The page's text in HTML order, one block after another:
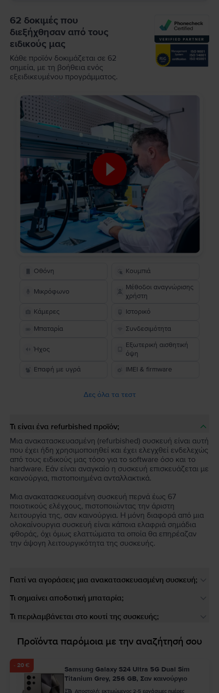
62 δοκιμές που
διεξήχθησαν από τους
ειδικούς μας
Κάθε προϊόν δοκιμάζεται σε 62
σημεία, με τη βοήθεια ενός
εξειδικευμένου προγράμματος.
Οθόνη Κουμπιά
Μικρόφωνο
Μέθοδοι αναγνώρισης
χρήστη
Κάμερες
Ιστορικό
Μπαταρία Συνδεσιμότητα
Ήχος
Εξωτερική αισθητική
όψη
Επαφή με υγρά
IMEI & firmware
Δες όλα τα τεστ
Τι είναι ένα refurbished προϊόν;
Μια ανακατασκευασμένη (refurbished) συσκευή είναι αυτή
που έχει ήδη χρησιμοποιηθεί και έχει ελεγχθεί ενδελεχώς
από τους ειδικούς μας τόσο για το software όσο και το
hardware. Εάν είναι αναγκαίο η συσκευή επισκευάζεται με
καινούργια, πιστοποιημένα ανταλλακτικά.
Μια ανακατασκευασμένη συσκευή περνά έως 67
ποιοτικούς ελέγχους, πιστοποιώντας την άριστη
λειτουργία της, σαν καινούργια. Η μόνη διαφορά από μια
ολοκαίνουργια συσκευή είναι κάποια ελαφριά σημάδια
φθοράς, όχι όμως ελαττώματα τα οποία θα επηρέαζαν
την άψογη λειτουργικότητα της συσκευής.
Γιατί να αγοράσεις μια ανακατασκευασμένη συσκευή;
Τι σημαίνει αποδοτική μπαταρία;
Τι περιλαμβάνεται στο κουτί της συσκευής;
Προϊόντα παρόμοια με την αναζήτησή σου
- 20 €
Samsung Galaxy S24 Ultra 5G Dual Sim
Titanium Grey, 256 GB, Σαν καινούργιο
Αποστολή: εκτιμώμενος 2-5 εργάσιμες ημέρες